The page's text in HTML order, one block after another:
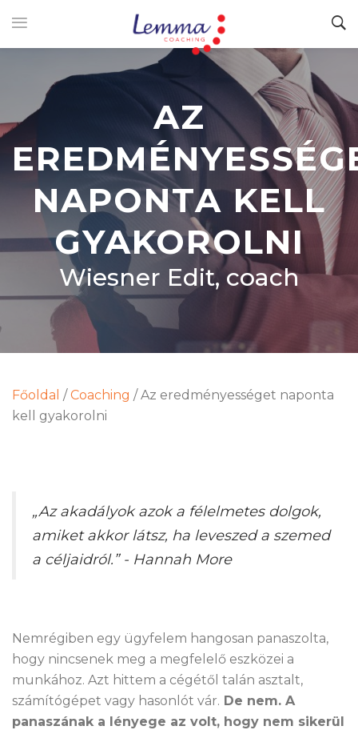
AZ
NAPONTA KELL
GYAKOROLNI
Wiesner Edit, coach
Főoldal / Coaching / Az eredményességet naponta
kell gyakorolni
„Az akadályok azok a félelmetes dolgok,
amiket akkor látsz, ha leveszed a szemed
a céljaidról.”- Hannah More
Nemrégiben egy ügyfelem hangosan panaszolta,
hogy nincsenek meg a megfelelő eszközei a
munkához. Azt hittem a cégétől talán asztalt,
számítógépet vagy hasonlót vár. De nem. A
panaszának a lényege az volt, hogy nem sikerül